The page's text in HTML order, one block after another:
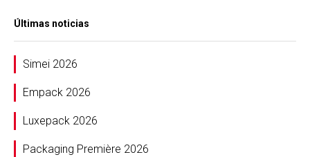
Últimas noticias
Simei 2026
Empack 2026
Luxepack 2026
Packaging Première 2026